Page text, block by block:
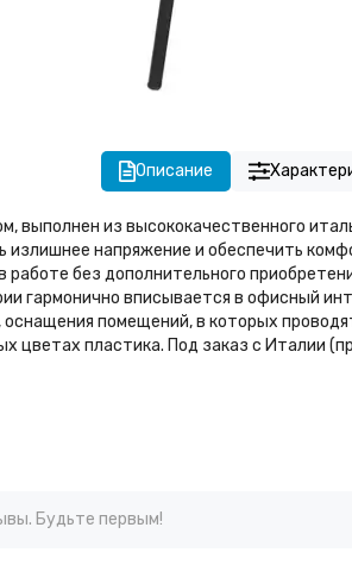
Описание
выполнен из высококачественного
излишнее напряжение и обеспечить
работе без дополнительного
гармонично вписывается в офисный
помещений, в которых
цветах пластика. Под заказ с Италии
Будьте первым!